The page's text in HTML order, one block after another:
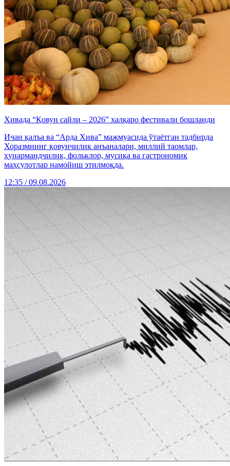
Хивада “Қовун сайли – 2026” халқаро фестивали бошланди
Ичан қалъа ва “Арда Хива” мажмуасида ўтаётган тадбирда
Хоразмнинг қовунчилик анъаналари, миллий таомлар,
ҳунармандчилик, фольклор, мусиқа ва гастрономик
маҳсулотлар намойиш этилмоқда.
12:35 / 09.08.2026